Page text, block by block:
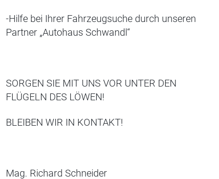
-Hilfe bei Ihrer Fahrzeugsuche durch unseren
Partner „Autohaus Schwandl“
SORGEN SIE MIT UNS VOR UNTER DEN
FLÜGELN DES LÖWEN!
BLEIBEN WIR IN KONTAKT!
Mag. Richard Schneider